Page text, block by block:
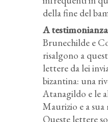
della fine del
A
Brunechilde e
risalgono a
lettere da lei
bizantina: una
Atanagildo e le
Maurizio e a
Queste lettere